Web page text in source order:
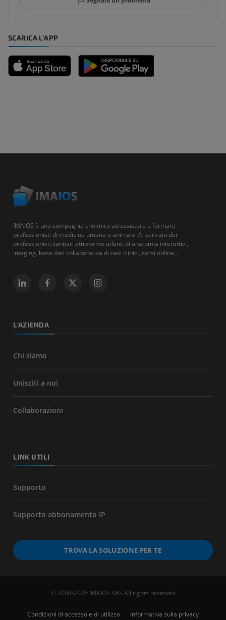
SCARICA L'APP
IMAIOS è una compagnia che mira ad assistere e formare
professionisti di medicina umana e animale. Al servizio dei
professionisti sanitari attraverso atlanti di anatomia interattivi,
imaging, base dati collaborativa di casi clinici, corsi online...
L'AZIENDA
Chi siamo
Unisciti a noi
Collaborazioni
LINK UTILI
Supporto
Supporto abbonamento IP
TROVA LA SOLUZIONE PER TE
© 2008-2026 IMAIOS SAS All rights reserved
Condizioni di accesso e di utilizzo Informativa sulla privacy